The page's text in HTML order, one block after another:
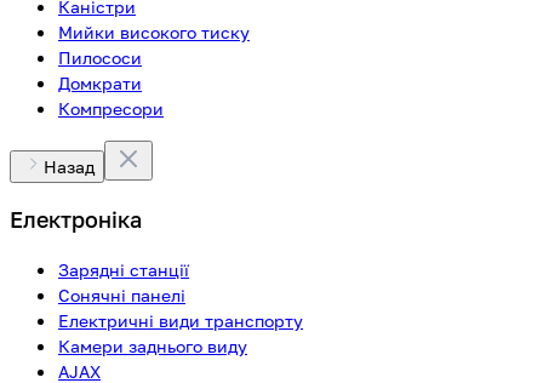
Каністри
Мийки високого тиску
Пилососи
Домкрати
Компресори
Назад
Електроніка
Зарядні станції
Сонячні панелі
Електричні види транспорту
Камери заднього виду
AJAX